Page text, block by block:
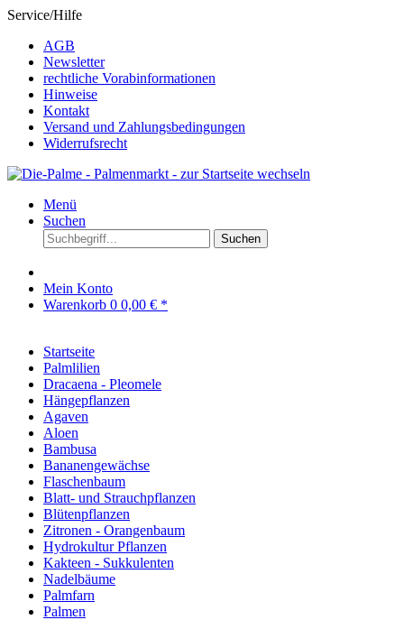
Service/Hilfe
AGB
Newsletter
rechtliche Vorabinformationen
Hinweise
Kontakt
Versand und Zahlungsbedingungen
Widerrufsrecht
Menü
Suchen
Suchen
Mein Konto
Warenkorb 0 0,00 € *
Startseite
Palmlilien
Dracaena - Pleomele
Hängepflanzen
Agaven
Aloen
Bambusa
Bananengewächse
Flaschenbaum
Blatt- und Strauchpflanzen
Blütenpflanzen
Zitronen - Orangenbaum
Hydrokultur Pflanzen
Kakteen - Sukkulenten
Nadelbäume
Palmfarn
Palmen